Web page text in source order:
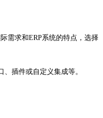
需求和ERP系统的特点，选择
插件或自定义集成等。